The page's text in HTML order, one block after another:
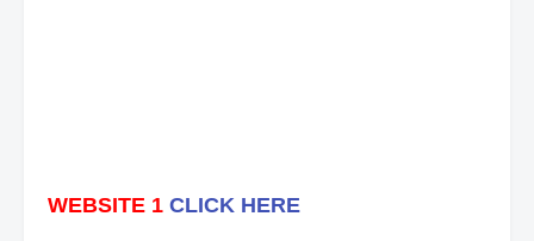
WEBSITE 1 CLICK HERE